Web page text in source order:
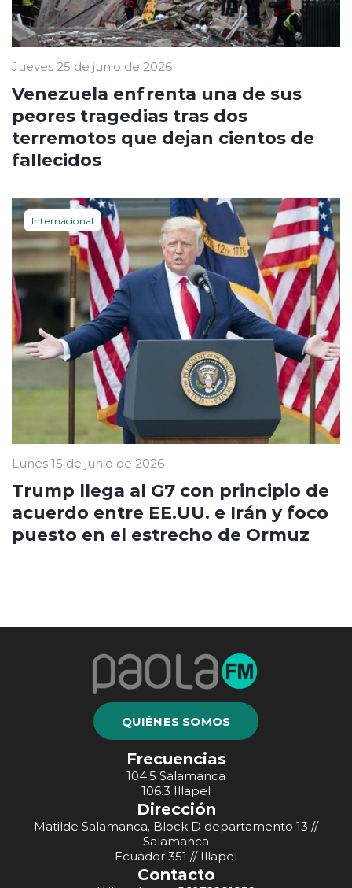
Jueves 25 de junio de 2026
Venezuela enfrenta una de sus
peores tragedias tras dos
terremotos que dejan cientos de
fallecidos
Internacional
Lunes 15 de junio de 2026
Trump llega al G7 con principio de
acuerdo entre EE.UU. e Irán y foco
puesto en el estrecho de Ormuz
QUIÉNES SOMOS
Frecuencias
104.5 Salamanca
106.3 Illapel
Dirección
Matilde Salamanca, Block D departamento 13 //
Salamanca
Ecuador 351 // Illapel
Contacto